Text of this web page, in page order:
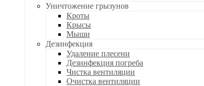
Уничтожение грызунов
Кроты
Крысы
Мыши
Дезинфекция
Удаление плесени
Дезинфекция погреба
Чистка вентиляции
Очистка вентиляции